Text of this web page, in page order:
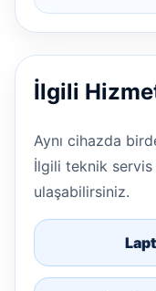
İlgili
Aynı cihazda
İlgili teknik servis
ulaşabilirsiniz.